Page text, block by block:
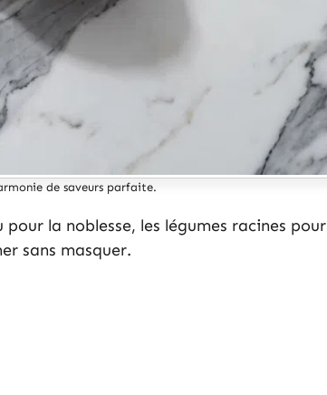
de saveurs parfaite.
pour la noblesse, les légumes racines pour
sans masquer.